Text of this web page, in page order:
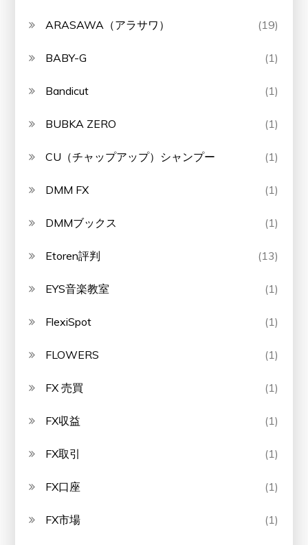
ARASAWA（アラサワ） (19)
BABY-G (1)
Bandicut (1)
BUBKA ZERO (1)
CU（チャップアップ）シャンプー (1)
DMM FX (1)
DMMブックス (1)
Etoren評判 (13)
EYS音楽教室 (1)
FlexiSpot (1)
FLOWERS (1)
FX 売買 (1)
FX収益 (1)
FX取引 (1)
FX口座 (1)
FX市場 (1)